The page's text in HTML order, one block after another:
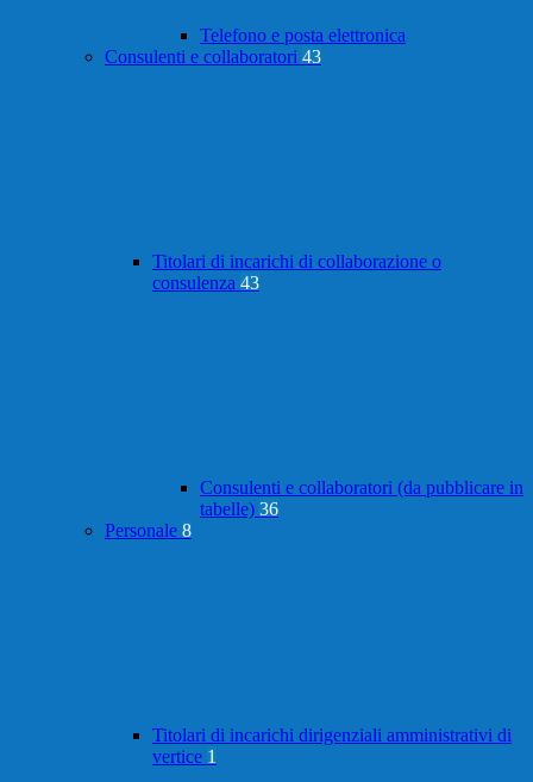
Telefono e posta elettronica
Consulenti e collaboratori 43
Titolari di incarichi di collaborazione o
consulenza 43
Consulenti e collaboratori (da pubblicare in
tabelle) 36
Personale 8
Titolari di incarichi dirigenziali amministrativi di
vertice 1